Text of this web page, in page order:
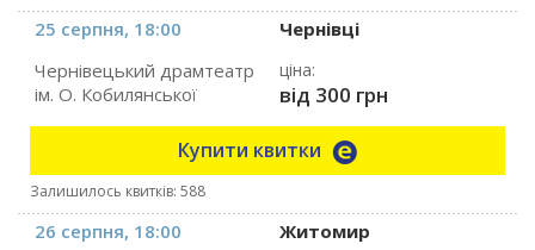
25 серпня, 18:00
Чернівці
Чернівецький драмтеатр
ім. О. Кобилянської
ціна:
від 300 грн
Купити квитки
Залишилось квитків: 588
26 серпня, 18:00
Житомир